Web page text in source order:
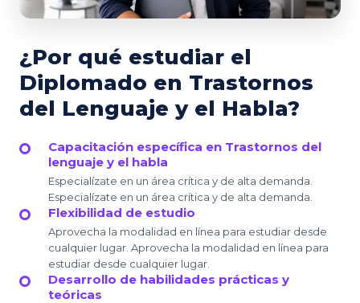
¿Por qué estudiar el
Diplomado en Trastornos
del Lenguaje y el Habla?
Capacitación específica en Trastornos del
lenguaje y el habla
Especialízate en un área crítica y de alta demanda.
Especialízate en un área crítica y de alta demanda.
Flexibilidad de estudio
Aprovecha la modalidad en línea para estudiar desde
cualquier lugar. Aprovecha la modalidad en línea para
estudiar desde cualquier lugar.
Desarrollo de habilidades prácticas y
teóricas